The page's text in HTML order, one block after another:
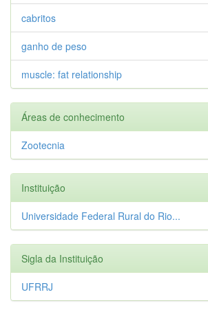
cabritos
ganho de peso
muscle: fat relationship
Áreas de conhecimento
Zootecnia
Instituição
Universidade Federal Rural do Rio...
Sigla da Instituição
UFRRJ